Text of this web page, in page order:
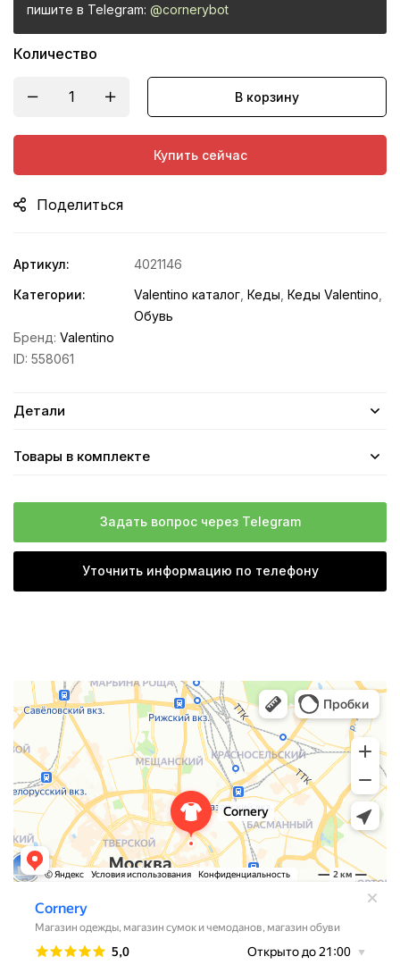
пишите в Telegram: @cornerybot
Количество
В корзину
Купить сейчас
Поделиться
Артикул:
4021146
Категории:
Valentino каталог Кеды Кеды Valentino
Обувь
Бренд: Valentino
ID: 558061
Детали
Товары в комплекте
Задать вопрос через Telegram
Уточнить информацию по телефону